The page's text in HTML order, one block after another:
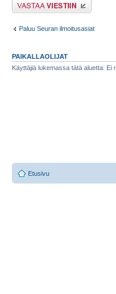
Lähetä vastaus
Paluu Seuran ilmoitusasiat
PAIKALLAOLIJAT
Käyttäjiä lukemassa tätä aluetta: Ei
Etusivu